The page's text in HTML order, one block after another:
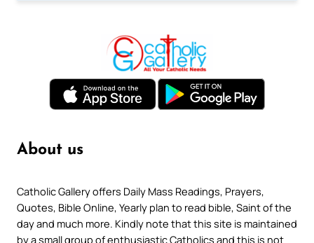
About us
Catholic Gallery offers Daily Mass Readings, Prayers,
Quotes, Bible Online, Yearly plan to read bible, Saint of the
day and much more. Kindly note that this site is maintained
by a small group of enthusiastic Catholics and this is not